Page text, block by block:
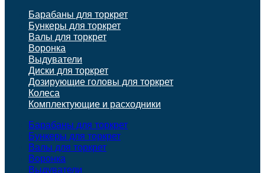
Барабаны для торкрет
Бункеры для торкрет
Валы для торкрет
Воронка
Выдуватели
Диски для торкрет
Дозирующие головы для торкрет
Колеса
Комплектующие и расходники
Барабаны для торкрет
Бункеры для торкрет
Валы для торкрет
Воронка
Выдуватели